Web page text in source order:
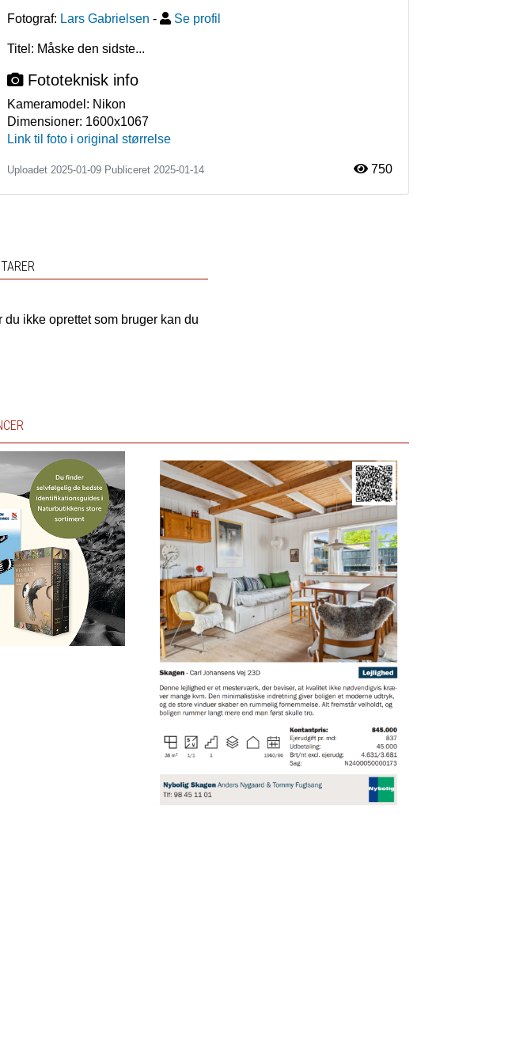
Fotograf: Lars Gabrielsen - Se profil
Titel: Måske den sidste...
Fototeknisk info
Kameramodel: Nikon
Dimensioner: 1600x1067
Link til foto i original størrelse
Uploadet 2025-01-09 Publiceret 2025-01-14 750
du ikke oprettet som bruger kan du